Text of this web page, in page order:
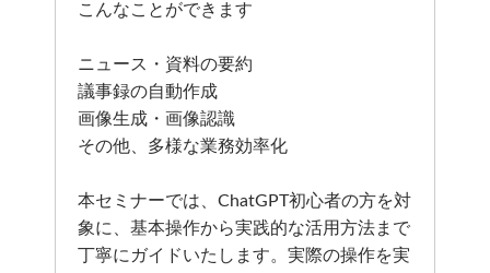
こんなことができます
ニュース・資料の要約
議事録の自動作成
画像生成・画像認識
その他、多様な業務効率化
本セミナーでは、ChatGPT初心者の方を対
象に、基本操作から実践的な活用方法まで
丁寧にガイドいたします。実際の操作を実